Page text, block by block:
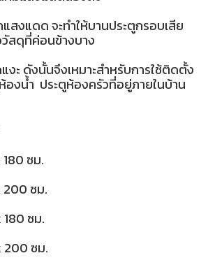
แสงแดด จะทำให้บานประตูกรอบเสีย
วัสดุที่ค่อนข้างบาง
งะ ดังนั้นจึงเหมาะสำหรับการใช้ติดตั้ง
องน้ำ ประตูห้องครัวที่อยู่ภายในบ้าน
ซม.
200 ซม.
ซม.
200 ซม.